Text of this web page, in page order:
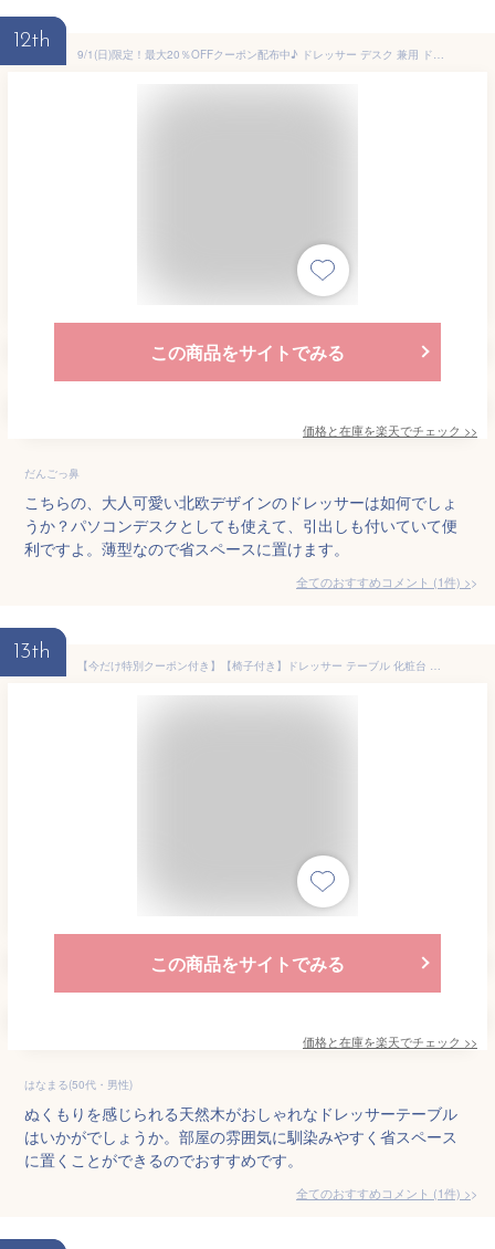
12th
9/1(日)限定！最大20％OFFクーポン配布中♪ ドレッサー デスク 兼用 ドレッサーデスク コンパクト メイク 椅子付き 可愛い おしゃれ かわいい 白 コンセント付き 収納 鏡台 ミラー 女の子 スツール 韓国 木製 幅80cm 当店限定＜Anri/AN70-80D＞
この商品をサイトでみる
価格と在庫を楽天でチェック >>
だんごっ鼻
こちらの、大人可愛い北欧デザインのドレッサーは如何でしょ
うか？パソコンデスクとしても使えて、引出しも付いていて便
利ですよ。薄型なので省スペースに置けます。
全てのおすすめコメント (1件) >
13th
【今だけ特別クーポン付き】【椅子付き】ドレッサー テーブル 化粧台 メイク台 デスク 一面鏡 木製 コンパクト おしゃれ ドレッサーセット 勉強机 北欧 パソコンデスク ドレッサーデスク 鏡台 天然木 省スペース かわいい メイク用 化粧机 子ども
この商品をサイトでみる
価格と在庫を楽天でチェック >>
はなまる(50代・男性)
ぬくもりを感じられる天然木がおしゃれなドレッサーテーブル
はいかがでしょうか。部屋の雰囲気に馴染みやすく省スペース
に置くことができるのでおすすめです。
全てのおすすめコメント (1件) >